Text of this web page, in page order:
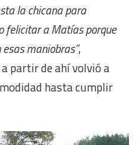
la chicana para
felicitar a Matías porque
maniobras”,
partir de ahí volvió a
hasta cumplir